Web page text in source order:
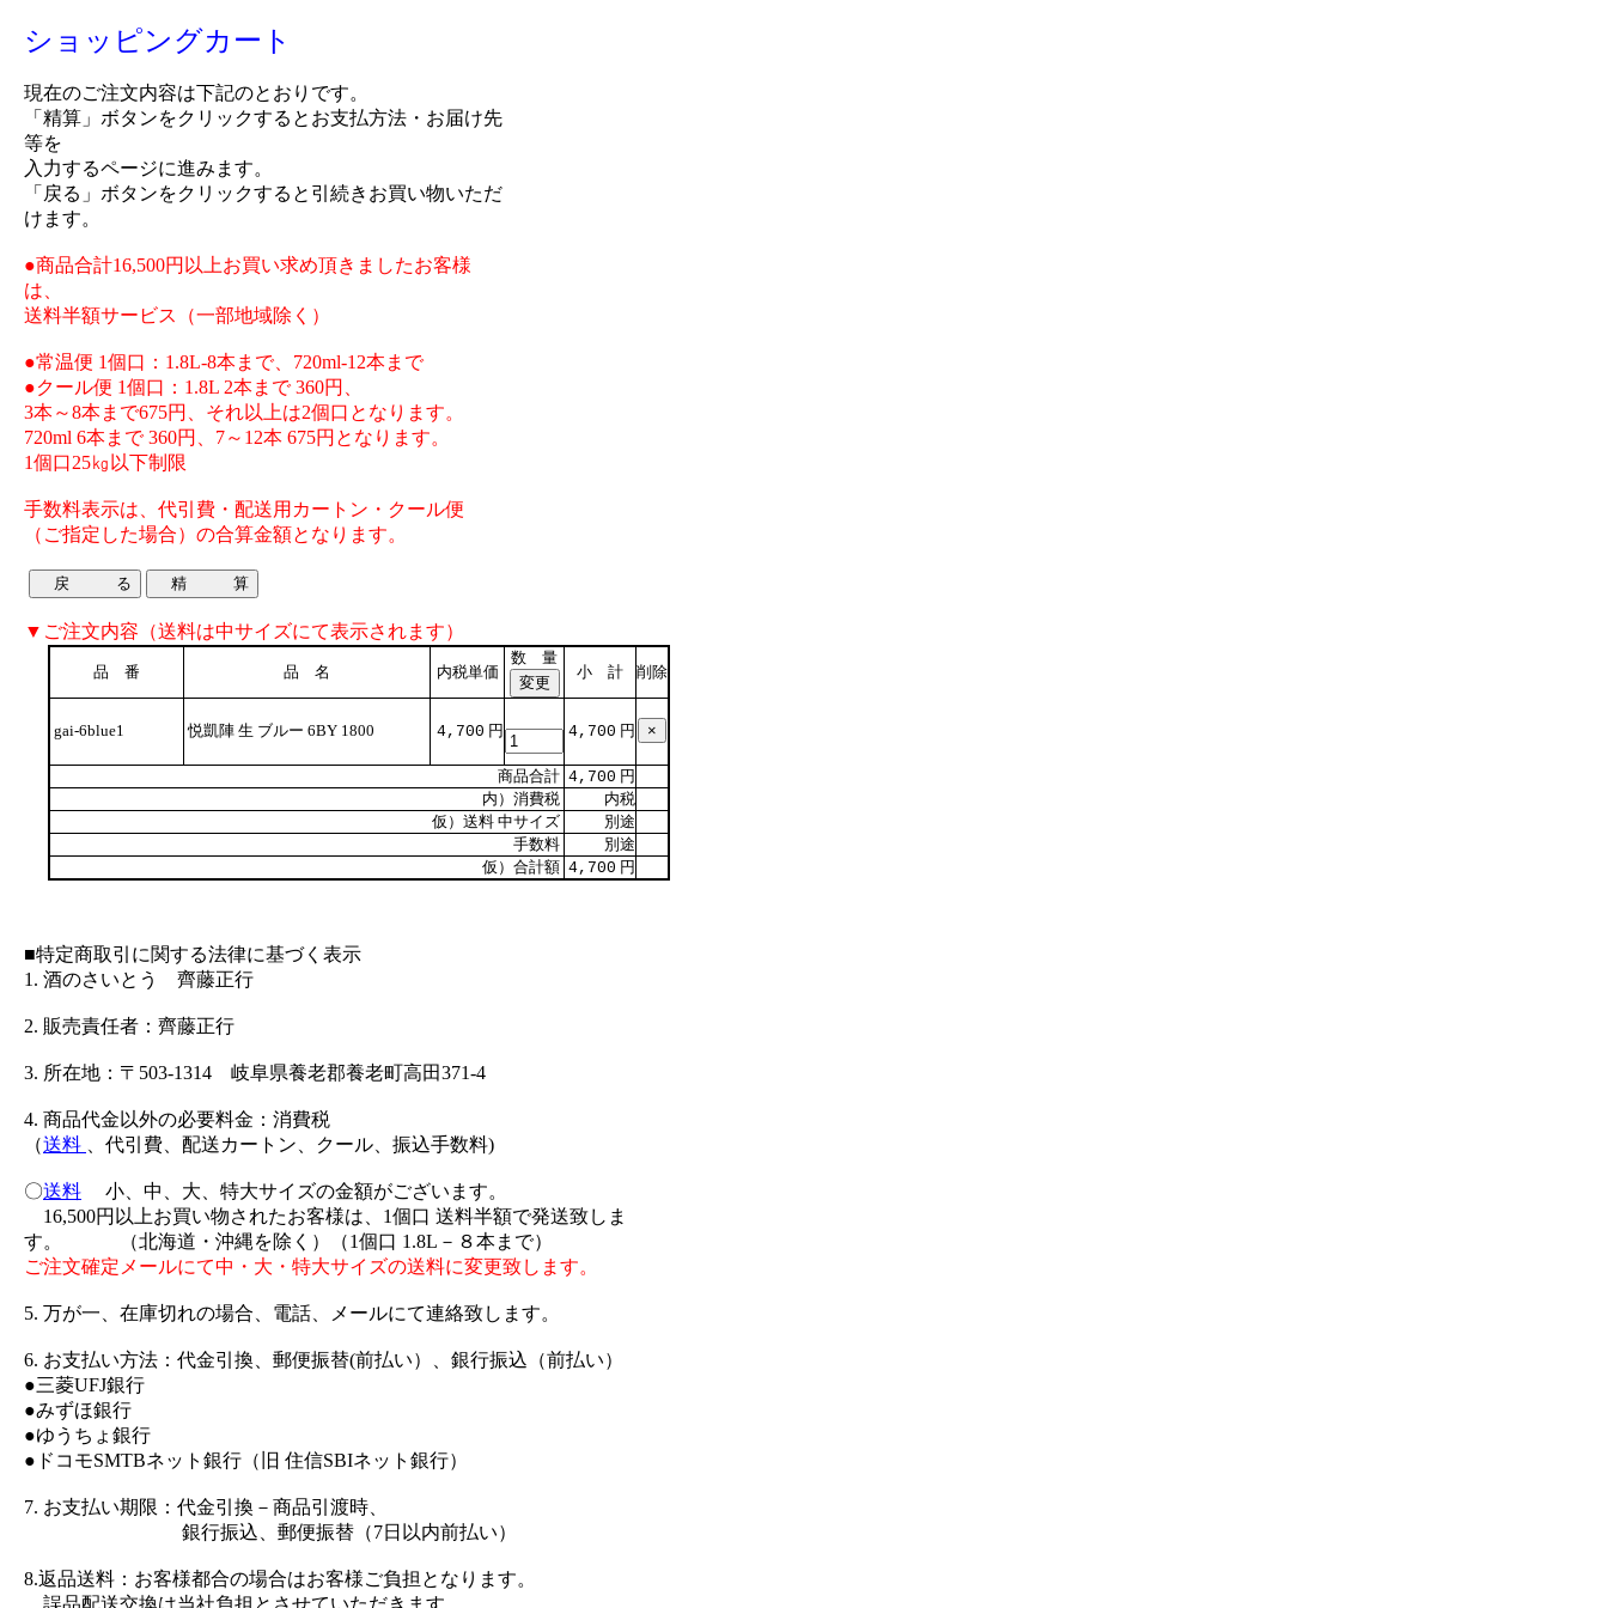
ショッピングカート
現在のご注文内容は下記のとおりです。
「精算」ボタンをクリックするとお支払方法・お届け先
等を
入力するページに進みます。
「戻る」ボタンをクリックすると引続きお買い物いただ
けます。
●商品合計16,500円以上お買い求め頂きましたお客様
は、
送料半額サービス（一部地域除く）
●常温便 1個口：1.8L-8本まで、720ml-12本まで
●クール便 1個口：1.8L 2本まで 360円、
3本～8本まで675円、それ以上は2個口となります。
720ml 6本まで 360円、7～12本 675円となります。
1個口25㎏以下制限
手数料表示は、代引費・配送用カートン・クール便
（ご指定した場合）の合算金額となります。
▼ご注文内容（送料は中サイズにて表示されます）
品 番 品 名 内税単価
数 量
小 計
削除
gai-6blue1 悦凱陣 生 ブルー 6BY 1800 4,700 円 4,700 円
商品合計 4,700 円
内）消費税
内税
仮）送料 中サイズ
別途
手数料
別途
仮）合計額 4,700 円
■特定商取引に関する法律に基づく表示
1. 酒のさいとう 齊藤正行
2. 販売責任者：齊藤正行
3. 所在地：〒503-1314 岐阜県養老郡養老町高田371-4
4. 商品代金以外の必要料金：消費税
（送料 、代引費、配送カートン、クール、振込手数料)
〇送料 小、中、大、特大サイズの金額がございます。
16,500円以上お買い物されたお客様は、1個口 送料半額で発送致しま
す。 （北海道・沖縄を除く）（1個口 1.8L－８本まで）
ご注文確定メールにて中・大・特大サイズの送料に変更致します。
5. 万が一、在庫切れの場合、電話、メールにて連絡致します。
6. お支払い方法：代金引換、郵便振替(前払い）、銀行振込（前払い）
●三菱UFJ銀行
●みずほ銀行
●ゆうちょ銀行
●ドコモSMTBネット銀行（旧 住信SBIネット銀行）
7. お支払い期限：代金引換－商品引渡時、
銀行振込、郵便振替（7日以内前払い）
8.返品送料：お客様都合の場合はお客様ご負担となります。
誤品配送交換は当社負担とさせていただきます。